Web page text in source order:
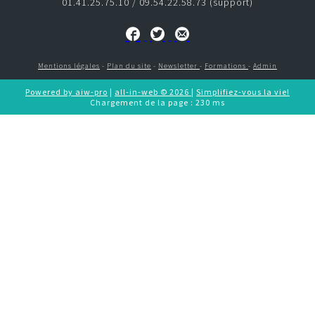
Mentions légales - Plan du site - Newsletter - Formations - Admin
Powered by aiw-pro | all-in-web © 2026 | Simplifiez-vous la vie!
Chargement de la page : 230 ms